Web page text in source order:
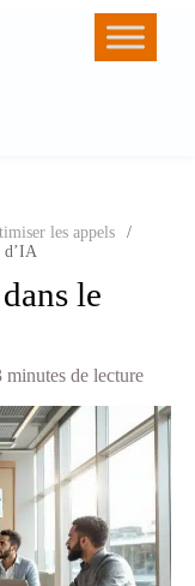
les appels
/
d’IA
le
minutes de lecture